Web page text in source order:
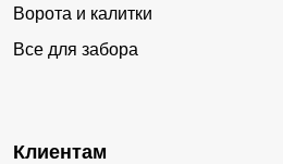
Ворота и калитки
Все для забора
Клиентам